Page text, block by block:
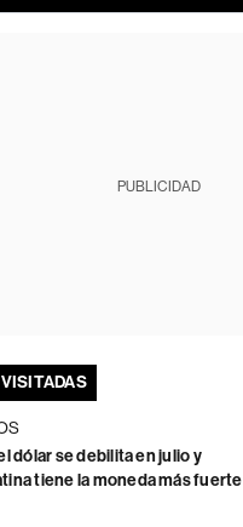
PUBLICIDAD
dólar se debilita en julio y
tiene la moneda más fuerte